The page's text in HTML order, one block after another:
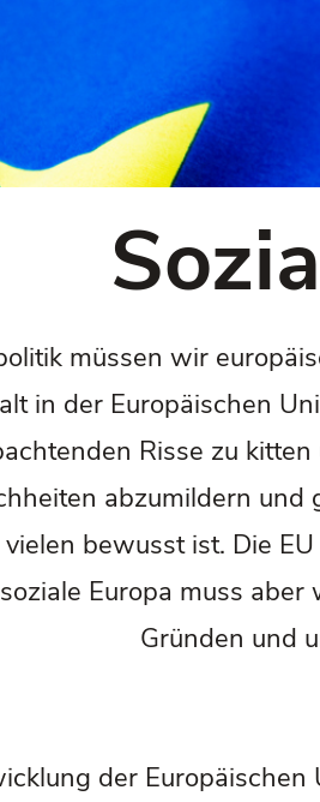
müssen wir
in der Europäischen
Risse zu
abzumildern
bewusst ist. Die
Europa muss
Gründen und
der